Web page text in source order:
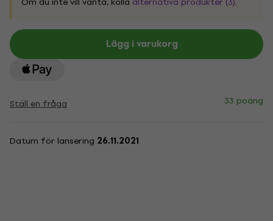
Lägg i varukorg
Ställ en fråga 33 poäng
Datum för lansering 26.11.2021